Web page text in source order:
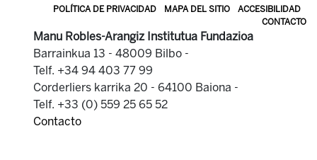
POLÍTICA DE PRIVACIDAD
MAPA DEL SITIO
ACCESIBILIDAD
CONTACTO
Manu Robles-Arangiz Institutua Fundazioa
Barrainkua 13 - 48009 Bilbo -
Telf. +34 94 403 77 99
Corderliers karrika 20 - 64100 Baiona -
Telf. +33 (0) 559 25 65 52
Contacto